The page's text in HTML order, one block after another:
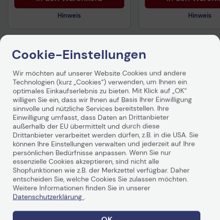
Hinweis
Technisches Produktdatenblatt
gemäß der EU-
Datenverordnung
Hinweis
Vorvertragliche
gemäß der EU-
Datenverordnung
Produktbeschreibung
Technische Daten
Cookie-Einstellungen
Wir möchten auf unserer Website Cookies und andere
Technologien (kurz „Cookies“) verwenden, um Ihnen ein
optimales Einkaufserlebnis zu bieten. Mit Klick auf „OK“
willigen Sie ein, dass wir Ihnen auf Basis Ihrer Einwilligung
sinnvolle und nützliche Services bereitstellen. Ihre
Einwilligung umfasst, dass Daten an Drittanbieter
außerhalb der EU übermittelt und durch diese
Drittanbieter verarbeitet werden dürfen, z.B. in die USA. Sie
können Ihre Einstellungen verwalten und jederzeit auf Ihre
persönlichen Bedürfnisse anpassen. Wenn Sie nur
essenzielle Cookies akzeptieren, sind nicht alle
Shopfunktionen wie z.B. der Merkzettel verfügbar. Daher
entscheiden Sie, welche Cookies Sie zulassen möchten.
Weitere Informationen finden Sie in unserer
Datenschutzerklärung .